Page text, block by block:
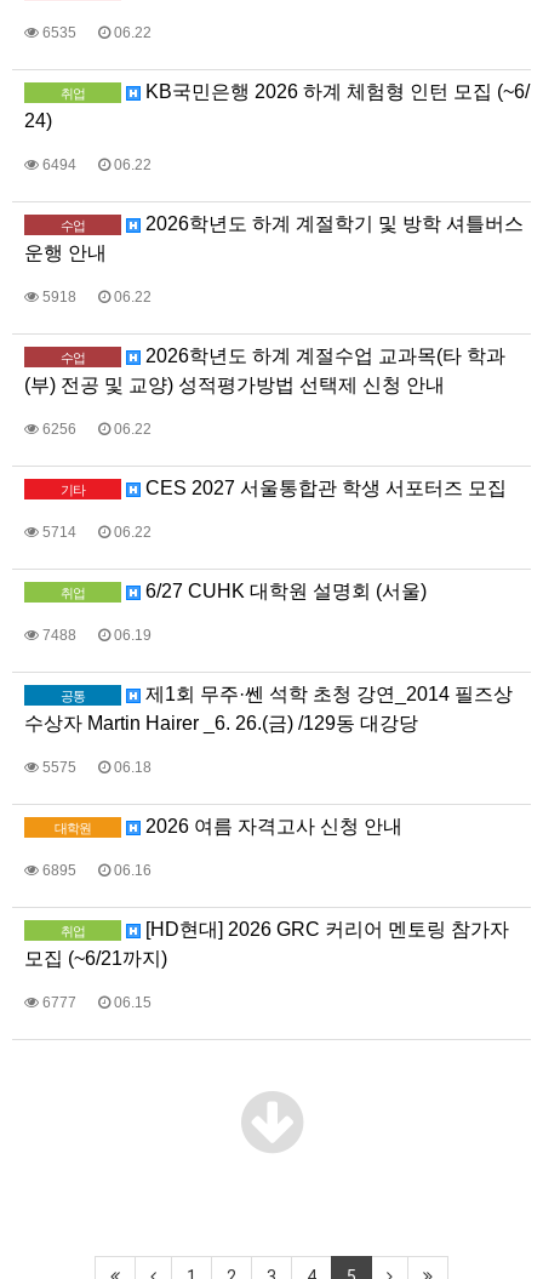
6535 06.22
취업
KB국민은행 2026 하계 체험형 인턴 모집 (~6/
24)
6494 06.22
수업
2026학년도 하계 계절학기 및 방학 셔틀버스
운행 안내
5918 06.22
수업
2026학년도 하계 계절수업 교과목(타 학과
(부) 전공 및 교양) 성적평가방법 선택제 신청 안내
6256 06.22
기타 CES 2027 서울통합관 학생 서포터즈 모집
5714 06.22
취업 6/27 CUHK 대학원 설명회 (서울)
7488 06.19
공통
제1회 무주·쎈 석학 초청 강연_2014 필즈상
수상자 Martin Hairer _6. 26.(금) /129동 대강당
5575 06.18
대학원 2026 여름 자격고사 신청 안내
6895 06.16
취업
[HD현대] 2026 GRC 커리어 멘토링 참가자
모집 (~6/21까지)
6777 06.15